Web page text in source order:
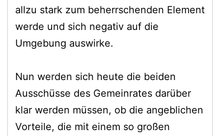
allzu stark zum beherrschenden Element
werde und sich negativ auf die
Umgebung auswirke.
Nun werden sich heute die beiden
Ausschüsse des Gemeinrates darüber
klar werden müssen, ob die angeblichen
Vorteile, die mit einem so großen